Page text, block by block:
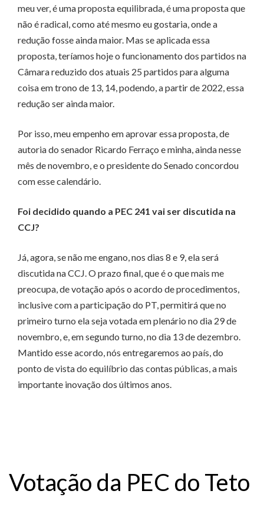
meu ver, é uma proposta equilibrada, é uma proposta que
não é radical, como até mesmo eu gostaria, onde a
redução fosse ainda maior. Mas se aplicada essa
proposta, teríamos hoje o funcionamento dos partidos na
Câmara reduzido dos atuais 25 partidos para alguma
coisa em trono de 13, 14, podendo, a partir de 2022, essa
redução ser ainda maior.
Por isso, meu empenho em aprovar essa proposta, de
autoria do senador Ricardo Ferraço e minha, ainda nesse
mês de novembro, e o presidente do Senado concordou
com esse calendário.
Foi decidido quando a PEC 241 vai ser discutida na
CCJ?
Já, agora, se não me engano, nos dias 8 e 9, ela será
discutida na CCJ. O prazo final, que é o que mais me
preocupa, de votação após o acordo de procedimentos,
inclusive com a participação do PT, permitirá que no
primeiro turno ela seja votada em plenário no dia 29 de
novembro, e, em segundo turno, no dia 13 de dezembro.
Mantido esse acordo, nós entregaremos ao país, do
ponto de vista do equilíbrio das contas públicas, a mais
importante inovação dos últimos anos.
Votação da PEC do Teto